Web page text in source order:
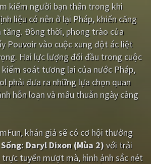
Hài hước
Khoa học - Tài liệu
Thể thao
Kỳ ảo
Gia đình
Tiểu sử
DramaTV
kiếm người bạn thân trong khi
liệu có nên ở lại Pháp, khiến căng
Đồng thời, phong trào của
Pouvoir vào cuộc xung đột ác liệt
Hai lực lượng đối đầu trong cuộc
kiểm soát tương lai của nước Pháp,
phải đưa ra những lựa chọn quan
hỗn loạn và mâu thuẫn ngày càng
, khán giả sẽ có cơ hội thưởng
Daryl Dixon (Mùa 2)với trải
tuyến mượt mà, hình ảnh sắc nét